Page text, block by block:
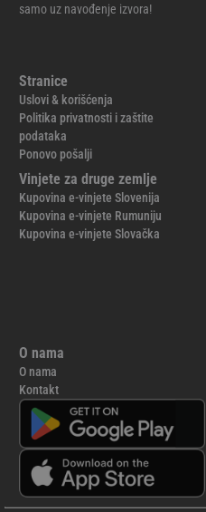
samo uz navođenje izvora!
Stranice
Uslovi & korišćenja
Politika privatnosti i zaštite
podataka
Ponovo pošalji
Vinjete za druge zemlje
Kupovina e-vinjete Slovenija
Kupovina e-vinjete Rumuniju
Kupovina e-vinjete Slovačka
O nama
O nama
Kontakt